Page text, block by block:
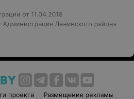
от 11.04.2018
Ленинского района
проекта
Размещение рекламы